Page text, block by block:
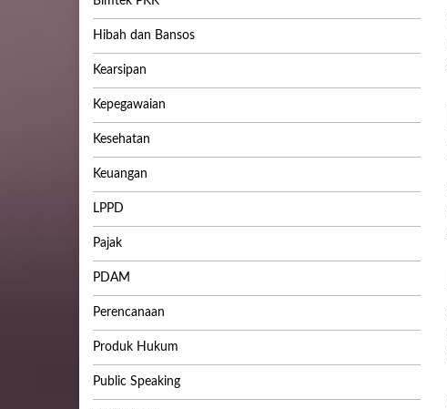
Hibah dan Bansos
Kearsipan
Kepegawaian
Kesehatan
Keuangan
LPPD
Pajak
PDAM
Perencanaan
Produk Hukum
Public Speaking